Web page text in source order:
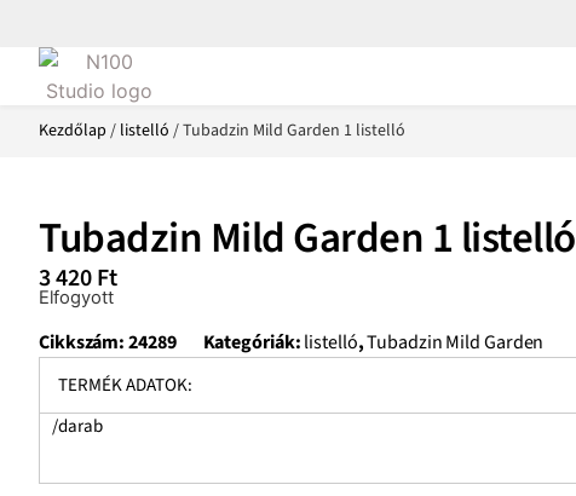
Kezdőlap / listelló / Tubadzin Mild Garden 1 listelló
Tubadzin Mild Garden 1 listelló
3 420Ft
Elfogyott
Cikkszám:24289 Kategóriák:listelló,Tubadzin Mild Garden
TERMÉK ADATOK:
/darab